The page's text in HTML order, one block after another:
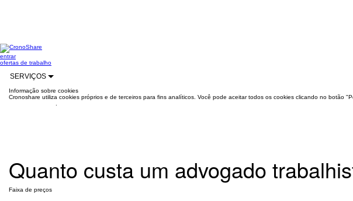
entrar
ofertas de trabalho
SERVIÇOS
Informação sobre cookies
Cronoshare utiliza cookies próprios e de terceiros para fins analíticos. Você pode aceitar todos os cookies clicando no botão
Quanto custa um advogado
Faixa de preços